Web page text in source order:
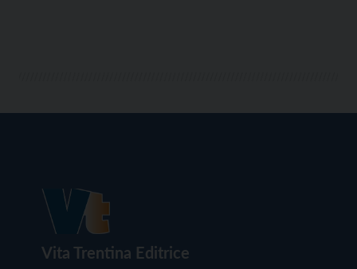
Vita Trentina Editrice